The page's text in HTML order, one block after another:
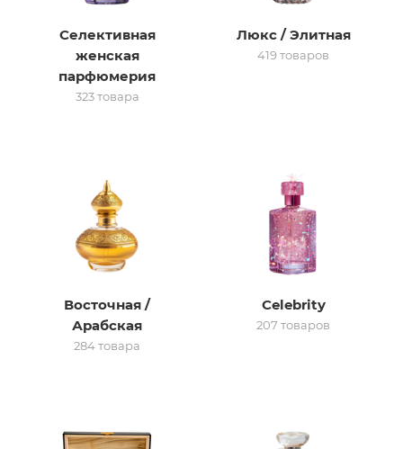
сертификат
Селективная
женская
парфюмерия
323 товара
Люкс / Элитная
419 товаров
Восточная /
Арабская
284 товара
Celebrity
207 товаров